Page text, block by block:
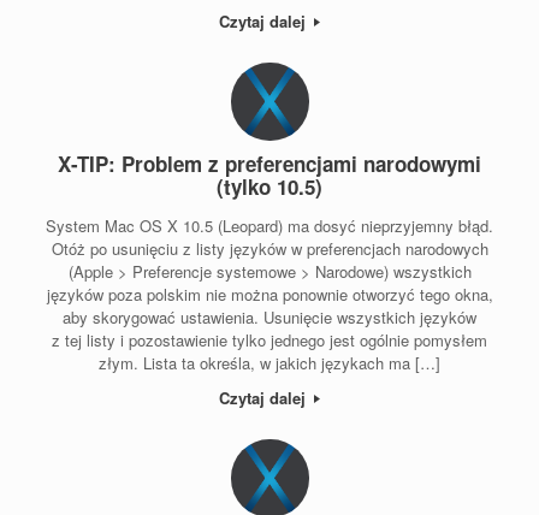
Czytaj dalej
X-TIP: Problem z preferencjami narodowymi
(tylko 10.5)
System Mac OS X 10.5 (Leopard) ma dosyć nieprzyjemny błąd.
Otóż po usunięciu z listy języków w preferencjach narodowych
(Apple > Preferencje systemowe > Narodowe) wszystkich
języków poza polskim nie można ponownie otworzyć tego okna,
aby skorygować ustawienia. Usunięcie wszystkich języków
z tej listy i pozostawienie tylko jednego jest ogólnie pomysłem
złym. Lista ta określa, w jakich językach ma […]
Czytaj dalej